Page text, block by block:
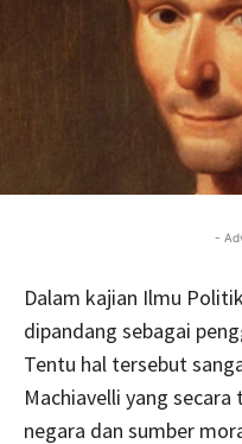
-
Dalam kajian Ilmu
dipandang sebagai
Tentu hal tersebut
Machiavelli yang
negara dan sumber